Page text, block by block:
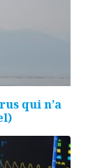
qui n’a